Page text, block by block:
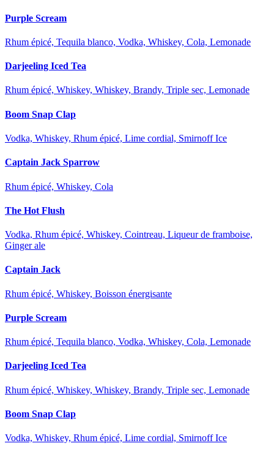
Purple Scream
Rhum épicé, Tequila blanco, Vodka, Whiskey, Cola, Lemonade
Darjeeling Iced Tea
Rhum épicé, Whiskey, Whiskey, Brandy, Triple sec, Lemonade
Boom Snap Clap
Vodka, Whiskey, Rhum épicé, Lime cordial, Smirnoff Ice
Captain Jack Sparrow
Rhum épicé, Whiskey, Cola
The Hot Flush
Vodka, Rhum épicé, Whiskey, Cointreau, Liqueur de framboise,
Ginger ale
Captain Jack
Rhum épicé, Whiskey, Boisson énergisante
Purple Scream
Rhum épicé, Tequila blanco, Vodka, Whiskey, Cola, Lemonade
Darjeeling Iced Tea
Rhum épicé, Whiskey, Whiskey, Brandy, Triple sec, Lemonade
Boom Snap Clap
Vodka, Whiskey, Rhum épicé, Lime cordial, Smirnoff Ice